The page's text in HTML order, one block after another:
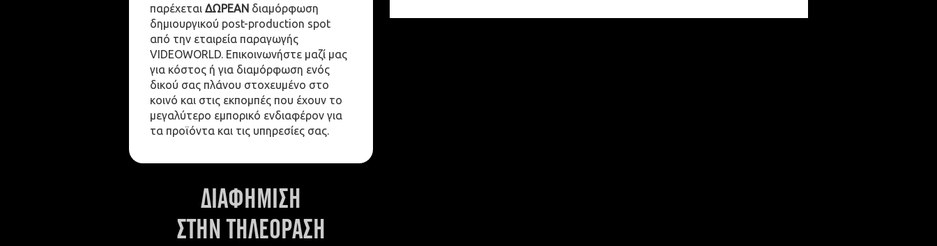
παρέχεται ΔΩΡΕΑΝ διαμόρφωση
δημιουργικού post-production spot
από την εταιρεία παραγωγής
VIDEOWORLD. Επικοινωνήστε μαζί μας
για κόστος ή για διαμόρφωση ενός
δικού σας πλάνου στοχευμένο στο
κοινό και στις εκπομπές που έχουν το
μεγαλύτερο εμπορικό ενδιαφέρον για
τα προϊόντα και τις υπηρεσίες σας.
ΔΙΑΦΗΜΙΣΗ
ΣΤΗΝ ΤΗΛΕΟΡΑΣΗ